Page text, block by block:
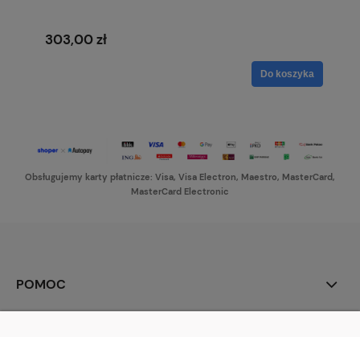
303,00 zł
Do koszyka
Obsługujemy karty płatnicze: Visa, Visa Electron, Maestro, MasterCard,
MasterCard Electronic
POMOC